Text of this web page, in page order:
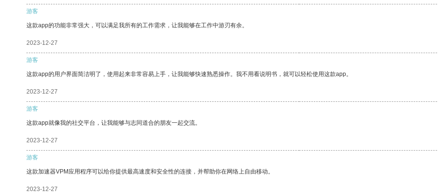
游客
这款app的功能非常强大，可以满足我所有的工作需求，让我能够在工作中游刃有余。
2023-12-27
游客
这款app的用户界面简洁明了，使用起来非常容易上手，让我能够快速熟悉操作。我不用看说明书，就可以轻松使用这款app。
2023-12-27
游客
这款app就像我的社交平台，让我能够与志同道合的朋友一起交流。
2023-12-27
游客
这款加速器VPM应用程序可以给你提供最高速度和安全性的连接，并帮助你在网络上自由移动。
2023-12-27